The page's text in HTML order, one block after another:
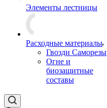
Элементы лестницы
Расходные материалы
Гвозди Саморезы
Огне и
биозащитные
составы